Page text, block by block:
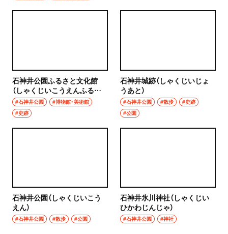
石神井公園ふるさと文化館
（しゃくじいこうえんふるさ
とぶんかかん）
#石神井公園
#博物館・美術館
#史跡
石神井城跡（しゃくじいじょ
うあと）
#石神井公園 #散歩
#史跡
#公園
石神井公園（しゃくじいこう
えん）
#石神井公園 #散歩 #公園
石神井氷川神社（しゃくじい
ひかわじんじゃ）
#石神井公園 #神社